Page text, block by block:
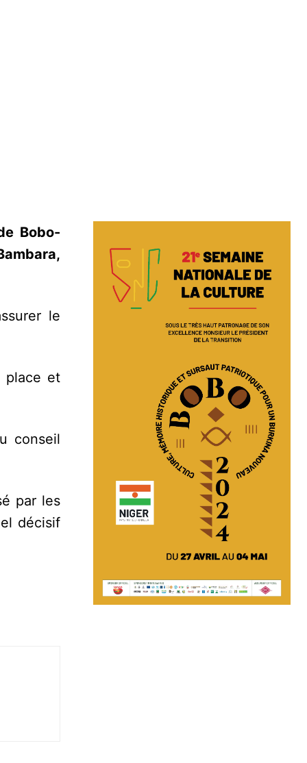
Bobo-
le
place et
conseil
par les
décisif